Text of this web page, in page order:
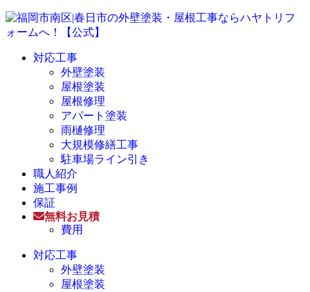
対応工事
外壁塗装
屋根塗装
屋根修理
アパート塗装
雨樋修理
大規模修繕工事
駐車場ライン引き
職人紹介
施工事例
保証
無料お見積
費用
対応工事
外壁塗装
屋根塗装